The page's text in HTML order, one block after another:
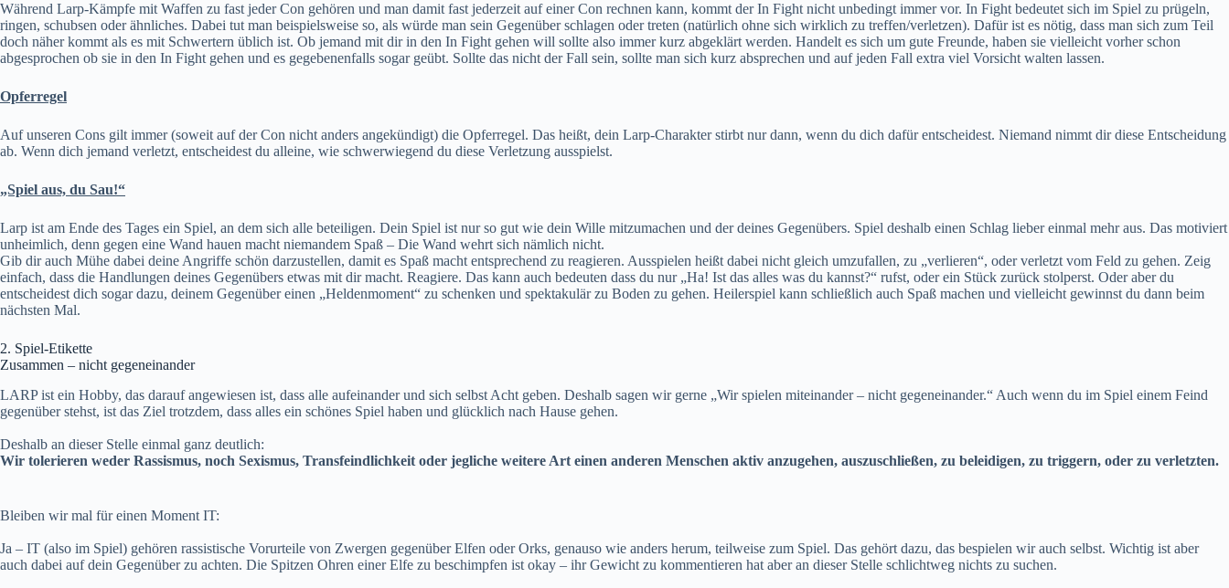
Während Larp-Kämpfe mit Waffen zu fast jeder Con gehören und man damit fast jederzeit auf einer Con rechnen kann, kommt der In Fight nicht unbedingt immer vor. In Fight bedeutet sich im Spiel zu prügeln,
ringen, schubsen oder ähnliches. Dabei tut man beispielsweise so, als würde man sein Gegenüber schlagen oder treten (natürlich ohne sich wirklich zu treffen/verletzen). Dafür ist es nötig, dass man sich zum Teil
doch näher kommt als es mit Schwertern üblich ist. Ob jemand mit dir in den In Fight gehen will sollte also immer kurz abgeklärt werden. Handelt es sich um gute Freunde, haben sie vielleicht vorher schon
abgesprochen ob sie in den In Fight gehen und es gegebenenfalls sogar geübt. Sollte das nicht der Fall sein, sollte man sich kurz absprechen und auf jeden Fall extra viel Vorsicht walten lassen.
Opferregel
Auf unseren Cons gilt immer (soweit auf der Con nicht anders angekündigt) die Opferregel. Das heißt, dein Larp-Charakter stirbt nur dann, wenn du dich dafür entscheidest. Niemand nimmt dir diese Entscheidung
ab. Wenn dich jemand verletzt, entscheidest du alleine, wie schwerwiegend du diese Verletzung ausspielst.
„Spiel aus, du Sau!“
Larp ist am Ende des Tages ein Spiel, an dem sich alle beteiligen. Dein Spiel ist nur so gut wie dein Wille mitzumachen und der deines Gegenübers. Spiel deshalb einen Schlag lieber einmal mehr aus. Das motiviert
unheimlich, denn gegen eine Wand hauen macht niemandem Spaß – Die Wand wehrt sich nämlich nicht.
Gib dir auch Mühe dabei deine Angriffe schön darzustellen, damit es Spaß macht entsprechend zu reagieren. Ausspielen heißt dabei nicht gleich umzufallen, zu „verlieren“, oder verletzt vom Feld zu gehen. Zeig
einfach, dass die Handlungen deines Gegenübers etwas mit dir macht. Reagiere. Das kann auch bedeuten dass du nur „Ha! Ist das alles was du kannst?“ rufst, oder ein Stück zurück stolperst. Oder aber du
entscheidest dich sogar dazu, deinem Gegenüber einen „Heldenmoment“ zu schenken und spektakulär zu Boden zu gehen. Heilerspiel kann schließlich auch Spaß machen und vielleicht gewinnst du dann beim
nächsten Mal.
2. Spiel-Etikette
Zusammen – nicht gegeneinander
LARP ist ein Hobby, das darauf angewiesen ist, dass alle aufeinander und sich selbst Acht geben. Deshalb sagen wir gerne „Wir spielen miteinander – nicht gegeneinander.“ Auch wenn du im Spiel einem Feind
gegenüber stehst, ist das Ziel trotzdem, dass alles ein schönes Spiel haben und glücklich nach Hause gehen.
Deshalb an dieser Stelle einmal ganz deutlich:
Wir tolerieren weder Rassismus, noch Sexismus, Transfeindlichkeit oder jegliche weitere Art einen anderen Menschen aktiv anzugehen, auszuschließen, zu beleidigen, zu triggern, oder zu verletzten.
Bleiben wir mal für einen Moment IT:
Ja – IT (also im Spiel) gehören rassistische Vorurteile von Zwergen gegenüber Elfen oder Orks, genauso wie anders herum, teilweise zum Spiel. Das gehört dazu, das bespielen wir auch selbst. Wichtig ist aber
auch dabei auf dein Gegenüber zu achten. Die Spitzen Ohren einer Elfe zu beschimpfen ist okay – ihr Gewicht zu kommentieren hat aber an dieser Stelle schlichtweg nichts zu suchen.